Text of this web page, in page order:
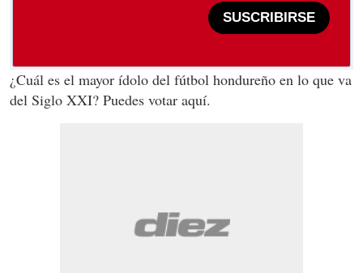
SUSCRIBIRSE
¿Cuál es el mayor ídolo del fútbol hondureño en lo que va
del Siglo XXI? Puedes votar aquí.